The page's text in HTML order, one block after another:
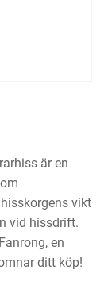
är en
vikt
vid hissdrift.
en
ditt köp!